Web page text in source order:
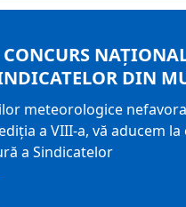
DIN
meteorologice
a VIII-a, vă aducem
a Sindicatelor